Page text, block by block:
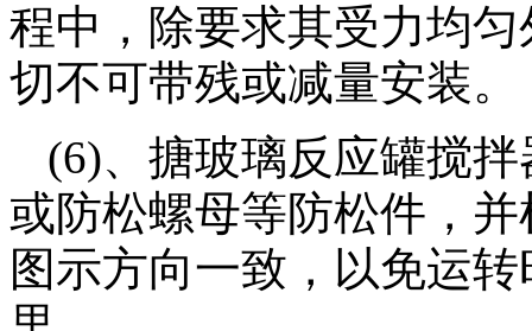
程中，除要求其受力均
切不可带残或减量安装。
(6)、搪玻璃反应罐搅
或防松螺母等防松件，
图示方向一致，以免运